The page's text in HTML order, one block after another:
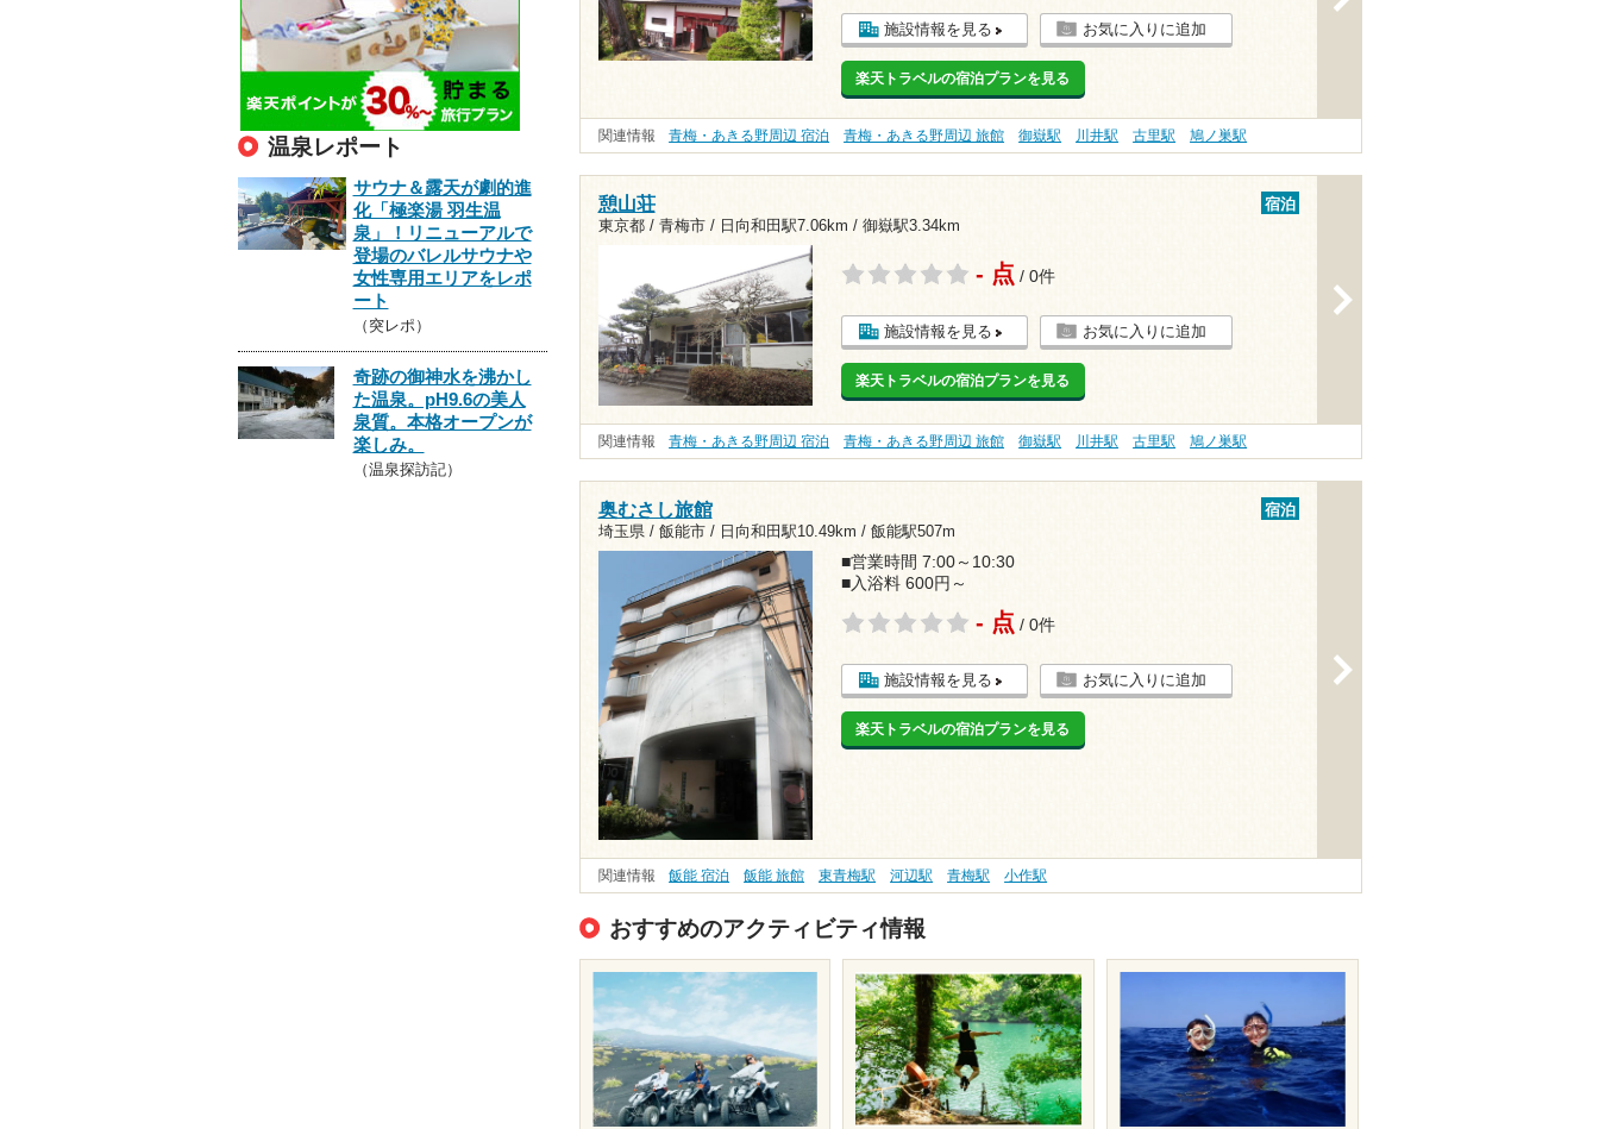
施設情報を見る お気に入りに追加
楽天トラベルの宿泊プランを見る
関連情報 青梅・あきる野周辺 宿泊 青梅・あきる野周辺 旅館 御嶽駅 川井駅 古里駅 鳩ノ巣駅
憩山荘
東京都 / 青梅市 / 日向和田駅7.06km / 御嶽駅3.34km
宿泊
- 点 / 0件
施設情報を見る お気に入りに追加
楽天トラベルの宿泊プランを見る
関連情報 青梅・あきる野周辺 宿泊 青梅・あきる野周辺 旅館 御嶽駅 川井駅 古里駅 鳩ノ巣駅
奥むさし旅館
埼玉県 / 飯能市 / 日向和田駅10.49km / 飯能駅507m
宿泊
■営業時間 7:00～10:30
■入浴料 600円～
- 点 / 0件
施設情報を見る お気に入りに追加
楽天トラベルの宿泊プランを見る
関連情報 飯能 宿泊 飯能 旅館 東青梅駅 河辺駅 青梅駅 小作駅
おすすめのアクティビティ情報
温泉レポート
サウナ＆露天が劇的進
化「極楽湯 羽生温
泉」！リニューアルで
登場のバレルサウナや
女性専用エリアをレポ
ート
（突レポ）
奇跡の御神水を沸かし
た温泉。pH9.6の美人
泉質。本格オープンが
楽しみ。
（温泉探訪記）